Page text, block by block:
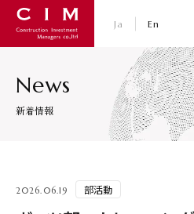
Ja En
News
新着情報
2026.06.19 部活動